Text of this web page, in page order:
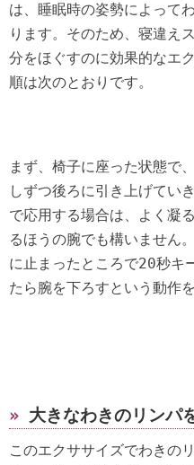
は、睡眠時の姿勢によって
ります。そのため、寝違え
分をほぐすのに効果的なエ
順は次のとおりです。
まず、椅子に座った状態で
しずつ後ろに引き上げてい
で応用する場合は、よく凝
るほうの腕でも構いません
に止まったところで20秒キ
たら腕を下ろすという動作
» 大きなわきのリンパ
このエクササイズでわきの